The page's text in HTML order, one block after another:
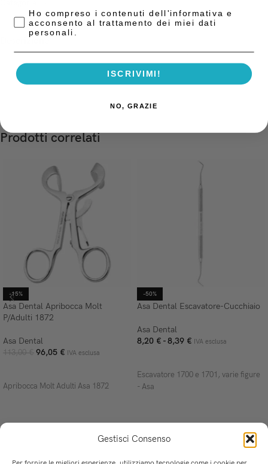
Gestisci Consenso
Descrizione
Sonda perio North-Carolina 15 manico 30 con codice cromatico
millimetrico da 1 a 15 PCPUNC15 Hu-Friedy
Prodotti correlati
-15%
Asa Dental Apribocca Molt
P/Adulti 1872
Asa Dental
113,00€ 96,05 € IVA esclusa
Apribocca Molt Adulti Asa 1872
-50%
Asa Dental Escavatore-Cucchiaio
Asa Dental
8,20 € -8,39 € IVA esclusa
Escavatore 1700 e 1701, varie figure
- Asa
Privacy Policy
Ho compreso i contenuti dell'informativa e
acconsento al trattamento dei miei dati
personali.
ISCRIVIMI!
NO, GRAZIE